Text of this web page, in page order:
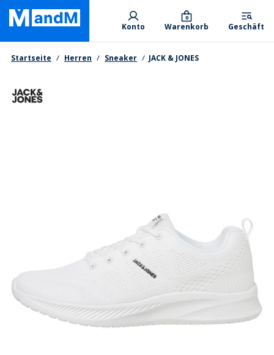
Skip
main
content
Primary departments
Konto Warenkorb
0
Geschäft
Brotkrumen
Startseite Herren Sneaker JACK & JONES